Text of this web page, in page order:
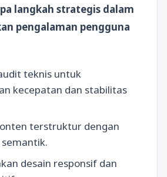
langkah strategis dalam
pengalaman pengguna
teknis untuk
kecepatan dan stabilitas
terstruktur dengan
desain responsif dan